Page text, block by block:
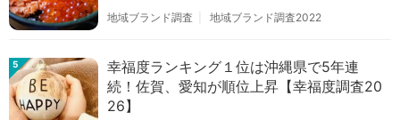
地域ブランド調査 地域ブランド調査2022
5
幸福度ランキング１位は沖縄県で5年連
続！佐賀、愛知が順位上昇【幸福度調査20
26】